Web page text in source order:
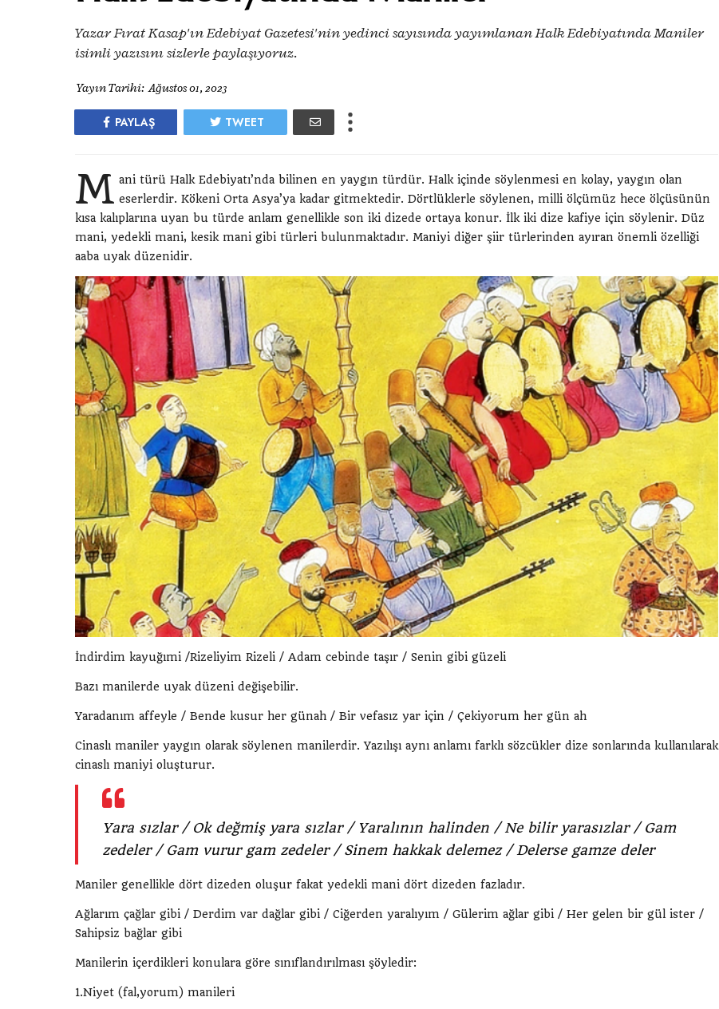
Yazar Fırat Kasap'ın Edebiyat Gazetesi'nin yedinci sayısında yayımlanan Halk Edebiyatında Maniler
isimli yazısını sizlerle paylaşıyoruz.
Yayın Tarihi: Ağustos 01, 2023
PAYLAŞ TWEET
M ani türü Halk Edebiyatı’nda bilinen en yaygın türdür. Halk içinde söylenmesi en kolay, yaygın olan
eserlerdir. Kökeni Orta Asya’ya kadar gitmektedir. Dörtlüklerle söylenen, milli ölçümüz hece ölçüsünün
kısa kalıplarına uyan bu türde anlam genellikle son iki dizede ortaya konur. İlk iki dize kafiye için söylenir. Düz
mani, yedekli mani, kesik mani gibi türleri bulunmaktadır. Maniyi diğer şiir türlerinden ayıran önemli özelliği
aaba uyak düzenidir.
İndirdim kayuğımi /Rizeliyim Rizeli / Adam cebinde taşır / Senin gibi güzeli
Bazı manilerde uyak düzeni değişebilir.
Yaradanım affeyle / Bende kusur her günah / Bir vefasız yar için / Çekiyorum her gün ah
Cinaslı maniler yaygın olarak söylenen manilerdir. Yazılışı aynı anlamı farklı sözcükler dize sonlarında kullanılarak
cinaslı maniyi oluşturur.
Yara sızlar / Ok değmiş yara sızlar / Yaralının halinden / Ne bilir yarasızlar / Gam
zedeler / Gam vurur gam zedeler / Sinem hakkak delemez / Delerse gamze deler
Maniler genellikle dört dizeden oluşur fakat yedekli mani dört dizeden fazladır.
Ağlarım çağlar gibi / Derdim var dağlar gibi / Ciğerden yaralıyım / Gülerim ağlar gibi / Her gelen bir gül ister /
Sahipsiz bağlar gibi
Manilerin içerdikleri konulara göre sınıflandırılması şöyledir:
1.Niyet (fal,yorum) manileri